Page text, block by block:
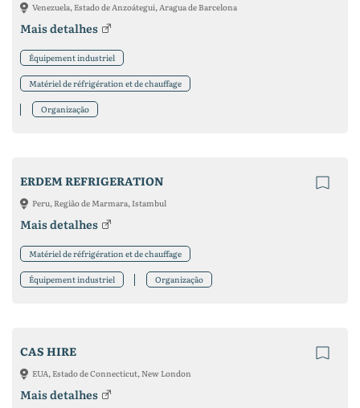
Venezuela, Estado de Anzoátegui, Aragua de Barcelona
Mais detalhes
Équipement industriel
Matériel de réfrigération et de chauffage
Organização
ERDEM REFRIGERATION
Peru, Região de Marmara, Istambul
Mais detalhes
Matériel de réfrigération et de chauffage
Équipement industriel Organização
CAS HIRE
EUA, Estado de Connecticut, New London
Mais detalhes